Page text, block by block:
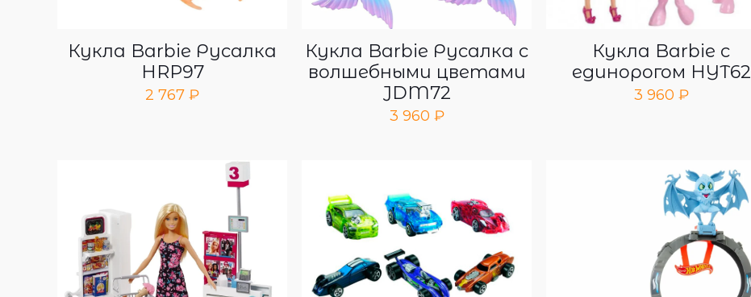
Кукла Barbie Русалка
HRP97
2 767 ₽
Кукла Barbie Русалка с
волшебными цветами
JDM72
3 960 ₽
Кукла Barbie с
единорогом HYT62
3 960 ₽